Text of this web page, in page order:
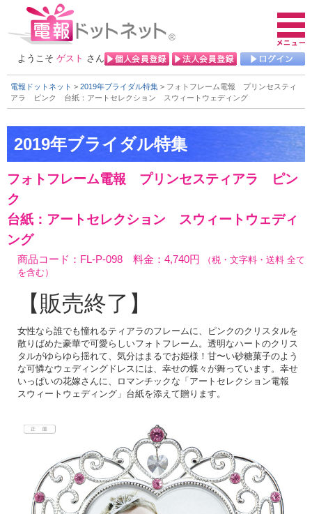
ようこそ ゲスト さん
電報ドットネット > 2019年ブライダル特集 > フォトフレーム電報 プリンセスティ
アラ ピンク 台紙：アートセレクション スウィートウェディング
フォトフレーム電報 プリンセスティアラ ピン
ク
台紙：アートセレクション スウィートウェディ
ング
商品コード：FL-P-098 料金：4,740円
（税・文字料・送料 全て
を含む）
【販売終了】
女性なら誰でも憧れるティアラのフレームに、ピンクのクリスタルを
散りばめた豪華で可愛らしいフォトフレーム。透明なハートのクリス
タルがゆらゆら揺れて、気分はまるでお姫様！甘〜い砂糖菓子のよう
な可憐なウェディングドレスには、幸せの蝶々が舞っています。幸せ
いっぱいの花嫁さんに、ロマンチックな「アートセレクション電報
スウィートウェディング」台紙を添えて贈ります。